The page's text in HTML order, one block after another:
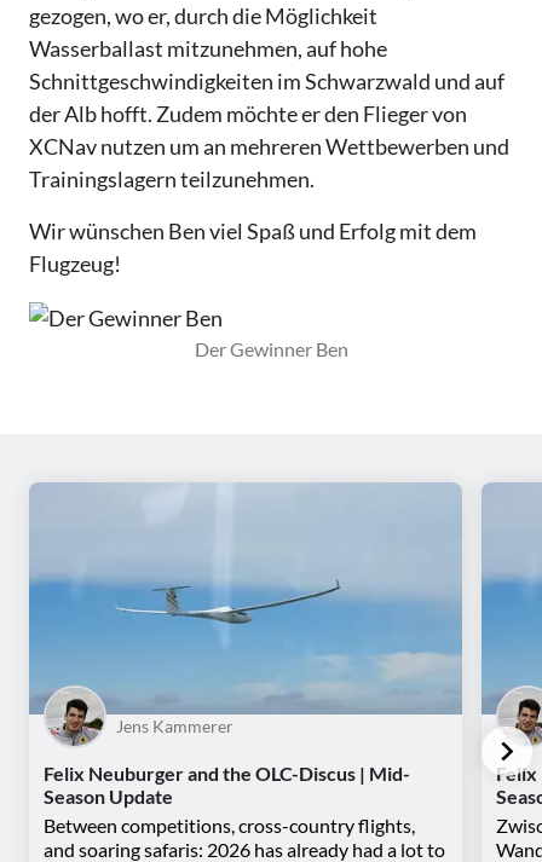
gezogen, wo er, durch die Möglichkeit
Wasserballast mitzunehmen, auf hohe
Schnittgeschwindigkeiten im Schwarzwald und auf
der Alb hofft. Zudem möchte er den Flieger von
XCNav nutzen um an mehreren Wettbewerben und
Trainingslagern teilzunehmen.
Wir wünschen Ben viel Spaß und Erfolg mit dem
Flugzeug!
Der Gewinner Ben
Jens Kammerer
Felix Neuburger and the OLC-Discus | Mid-
Season Update
Between competitions, cross-country flights,
and soaring safaris: 2026 has already had a lot to